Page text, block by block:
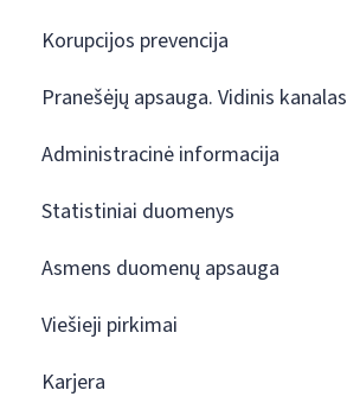
Korupcijos prevencija
Pranešėjų apsauga. Vidinis kanalas
Administracinė informacija
Statistiniai duomenys
Asmens duomenų apsauga
Viešieji pirkimai
Karjera